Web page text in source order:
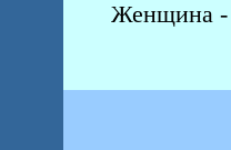
Женщина -